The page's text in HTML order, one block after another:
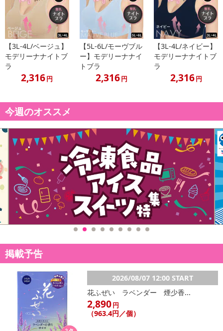
胸が垂れてきた
ボリュームが落ちてきた
左右離れてきた
産後のケアが心配
重力や揺れが原因で深まってしまうかも
垂れる原因の一つにクーパー靭帯の損傷（伸び）があります。
常に重量や揺れなどの様々な負荷により伸びてしまうことで
丸みを維持できなくなり垂れてしまいます。
このクーパー靭帯は元に戻す事が難しく、
できるだけ早く始めるのが大事です。
お昼も、夜もできる限り
24時間ナイトブラを付けてケアすることが重要です。
長時間のバストケアには、着け心地がよく
【3L-4L/ベージュ】
モデリーナナイトブ
ラ
2,316円
【5L-6L/モーヴブル
ー】モデリーナナイ
トブラ
2,316円
【3L-4L/ネイビー】
モデリーナナイトブ
ラ
2,316円
今週のオススメ
掲載予告
2026/08/07 12:00 START
花ふぜい ラベンダー 煙少香...
2,890円
（963.4円／個）